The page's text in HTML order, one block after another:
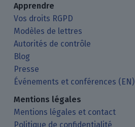
Apprendre
Vos droits RGPD
Modèles de lettres
Autorités de contrôle
Blog
Presse
Événements et conférences (EN)
Mentions légales
Mentions légales et contact
Politique de confidentialité